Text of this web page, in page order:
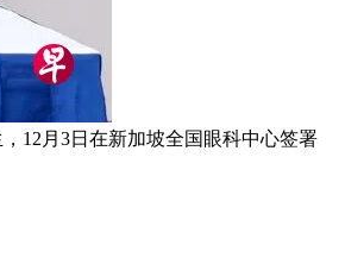
12月3日在新加坡全国眼科中心签署